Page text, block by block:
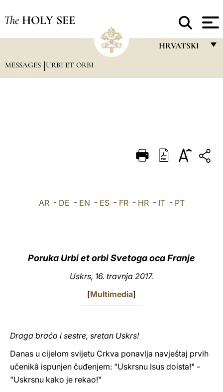
The HOLY SEE
HRVATSKI
DEUTSCH
العربيّة
MESSAGES URBI ET ORBI
AR- DE - EN - ES- FR- HR- IT- PT
Poruka Urbi et orbi Svetoga oca Franje
Uskrs, 16. travnja 2017.
[Multimedia]
Draga braćo i sestre, sretan Uskrs!
Danas u cijelom svijetu Crkva ponavlja navještaj prvih
učenikâ ispunjen čuđenjem: "Uskrsnu Isus doista!" -
"Uskrsnu kako je rekao!"